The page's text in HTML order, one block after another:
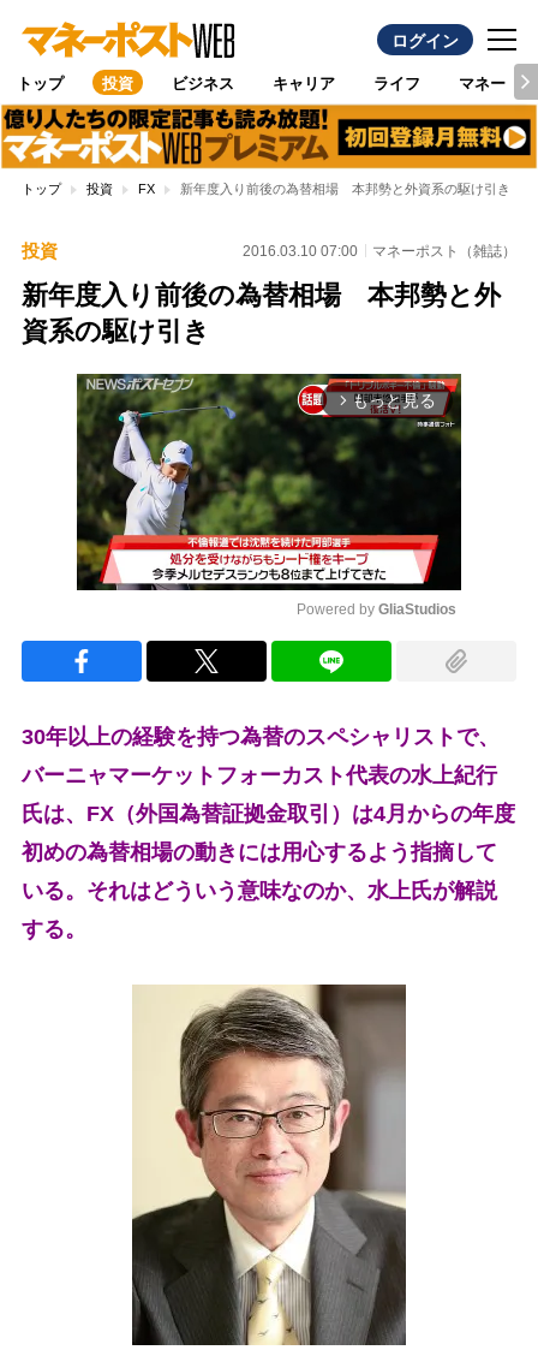
ログイン
トップ 投資 ビジネス キャリア ライフ マネー
トップ 投資 FX 新年度入り前後の為替相場 本邦勢と外資系の駆け引き
投資 2016.03.10 07:00 マネーポスト（雑誌）
新年度入り前後の為替相場 本邦勢と外
資系の駆け引き
arrow_forward_ios もっと見る
Powered by GliaStudios
30年以上の経験を持つ為替のスペシャリストで、
バーニャマーケットフォーカスト代表の水上紀行
氏は、FX（外国為替証拠金取引）は4月からの年度
初めの為替相場の動きには用心するよう指摘して
いる。それはどういう意味なのか、水上氏が解説
する。